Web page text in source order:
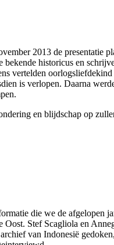
2013 de presentatie
historicus en
vertelden
is verlopen. Daarna
en blijdschap op
die we de afgelopen
Stef Scagliola en
van Indonesië